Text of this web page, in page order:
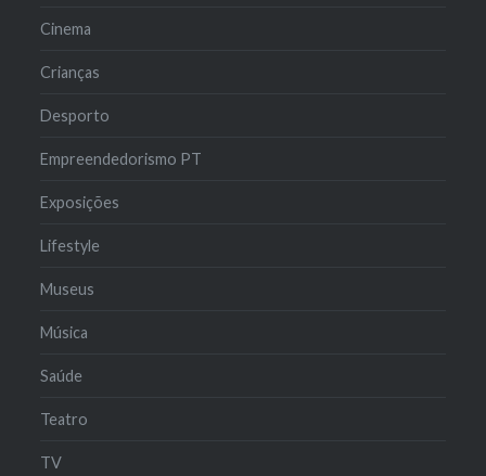
Cinema
Crianças
Desporto
Empreendedorismo PT
Exposições
Lifestyle
Museus
Música
Saúde
Teatro
TV